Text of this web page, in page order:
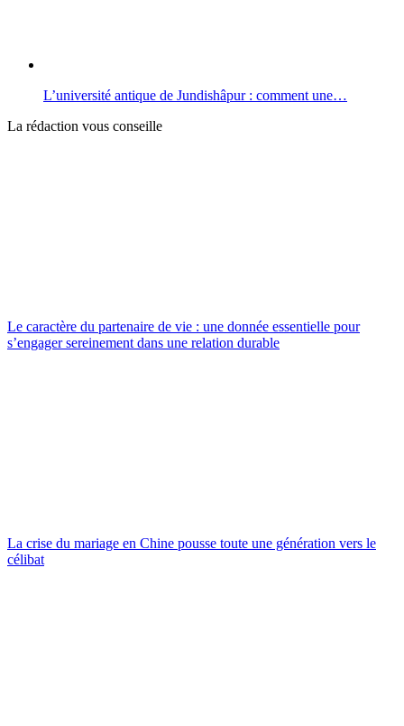
L’université antique de Jundishâpur : comment une…
La rédaction vous conseille
Le caractère du partenaire de vie : une donnée essentielle pour
s’engager sereinement dans une relation durable
La crise du mariage en Chine pousse toute une génération vers le
célibat